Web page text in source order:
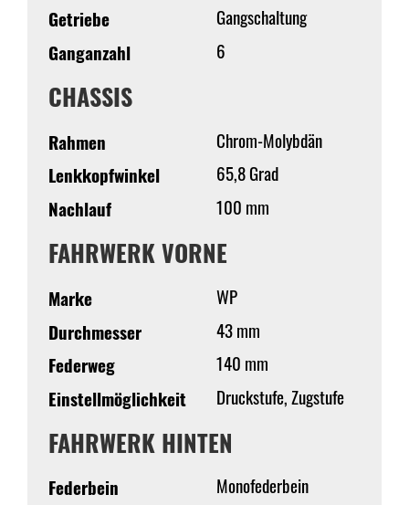
Getriebe
Gangschaltung
Ganganzahl
6
CHASSIS
Rahmen
Chrom-Molybdän
Lenkkopfwinkel
65,8 Grad
Nachlauf
100 mm
FAHRWERK VORNE
Marke
WP
Durchmesser
43 mm
Federweg
140 mm
Einstellmöglichkeit
Druckstufe, Zugstufe
FAHRWERK HINTEN
Federbein
Monofederbein